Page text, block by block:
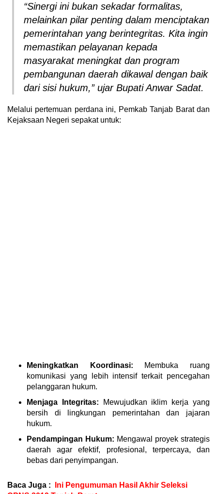
“Sinergi ini bukan sekadar formalitas,
melainkan pilar penting dalam menciptakan
pemerintahan yang berintegritas. Kita ingin
memastikan pelayanan kepada
masyarakat meningkat dan program
pembangunan daerah dikawal dengan baik
dari sisi hukum,” ujar Bupati Anwar Sadat.
Melalui pertemuan perdana ini, Pemkab Tanjab Barat dan
Kejaksaan Negeri sepakat untuk:
Meningkatkan Koordinasi: Membuka ruang
komunikasi yang lebih intensif terkait pencegahan
pelanggaran hukum.
Menjaga Integritas: Mewujudkan iklim kerja yang
bersih di lingkungan pemerintahan dan jajaran
hukum.
Pendampingan Hukum: Mengawal proyek strategis
daerah agar efektif, profesional, terpercaya, dan
bebas dari penyimpangan.
Baca Juga :
Ini Pengumuman Hasil Akhir Seleksi